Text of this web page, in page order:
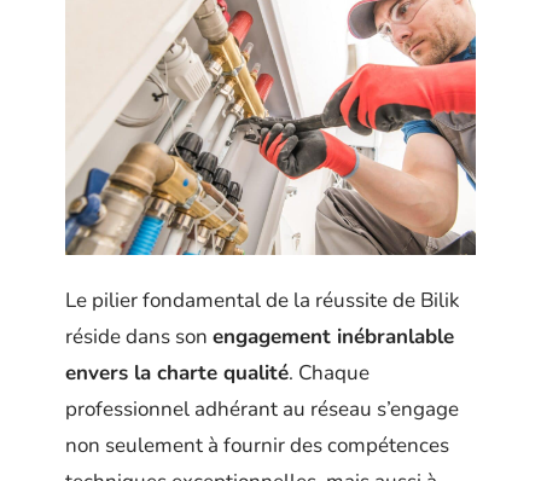
Le pilier fondamental de la réussite de Bilik
réside dans son engagement inébranlable
envers la charte qualité. Chaque
professionnel adhérant au réseau s’engage
non seulement à fournir des compétences